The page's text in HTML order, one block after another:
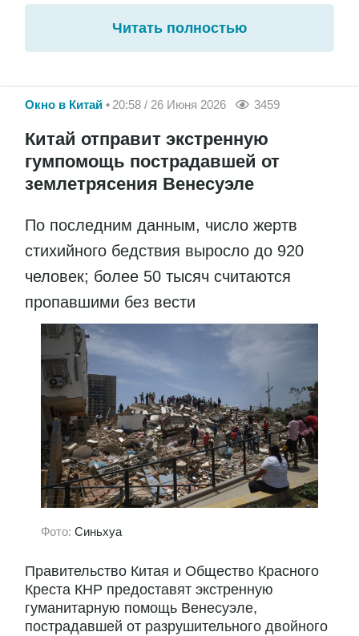
Читать полностью
Окно в Китай 20:58 / 26 Июня 2026 3459
Китай отправит экстренную
гумпомощь пострадавшей от
землетрясения Венесуэле
По последним данным, число жертв
стихийного бедствия выросло до 920
человек; более 50 тысяч считаются
пропавшими без вести
Фото: Синьхуа
Правительство Китая и Общество Красного
Креста КНР предоставят экстренную
гуманитарную помощь Венесуэле,
пострадавшей от разрушительного двойного